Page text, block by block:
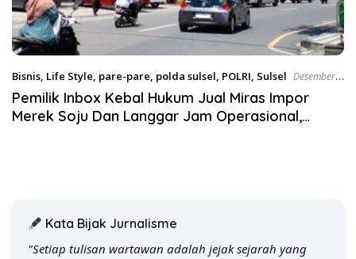
Bisnis, Life Style, pare-pare, polda sulsel, POLRI, Sulsel Desember
28, 2024
Pemilik Inbox Kebal Hukum Jual Miras Impor
Merek Soju Dan Langgar Jam Operasional,
Kata Bijak Jurnalisme
"Setiap tulisan wartawan adalah jejak sejarah yang